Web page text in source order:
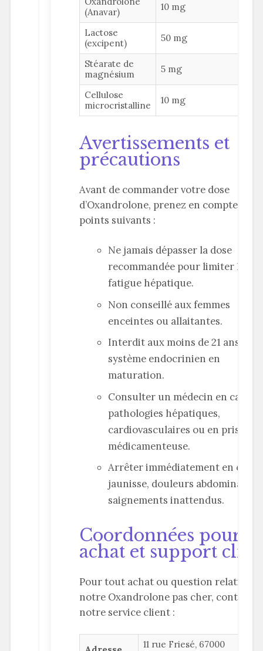
(Anavar)
10 mg
Lactose
(excipent)
50 mg
Stéarate de
magnésium
5 mg
Cellulose
microcristalline
10 mg
Avertissements et
précautions
Avant de commander votre dose
d’Oxandrolone, prenez en compte les
points suivants :
Ne jamais dépasser la dose
recommandée pour limiter la
fatigue hépatique.
Non conseillé aux femmes
enceintes ou allaitantes.
Interdit aux moins de 21 ans,
système endocrinien en
maturation.
Consulter un médecin en cas de
pathologies hépatiques,
cardiovasculaires ou en prise
médicamenteuse.
Arrêter immédiatement en cas
jaunisse, douleurs abdominales
saignements inattendus.
Coordonnées pour
achat et support
Pour tout achat ou question relative à
notre Oxandrolone pas cher, contactez
notre service client :
11 rue Friesé, 67000